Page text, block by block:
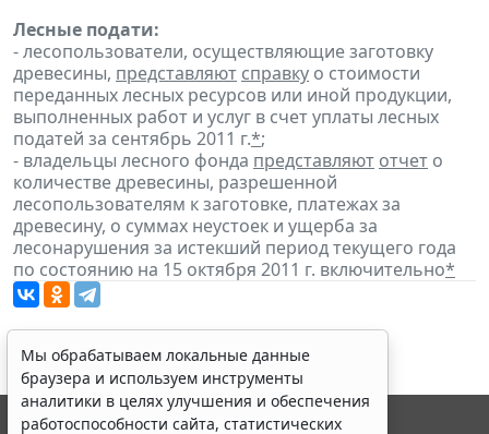
Лесные подати:
- лесопользователи, осуществляющие заготовку
древесины, представляют справку о стоимости
переданных лесных ресурсов или иной продукции,
выполненных работ и услуг в счет уплаты лесных
податей за сентябрь 2011 г.*;
- владельцы лесного фонда представляют отчет о
количестве древесины, разрешенной
лесопользователям к заготовке, платежах за
древесину, о суммах неустоек и ущерба за
лесонарушения за истекший период текущего года
по состоянию на 15 октября 2011 г. включительно*
Мы обрабатываем локальные данные
браузера и используем инструменты
аналитики в целях улучшения и обеспечения
работоспособности сайта, статистических